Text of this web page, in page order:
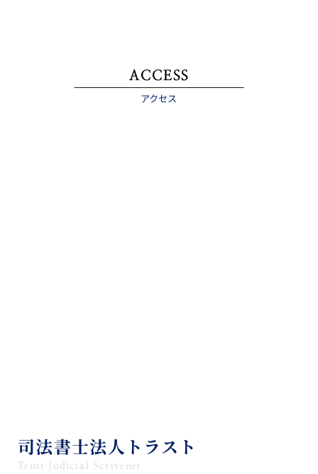
ACCESS
アクセス
司法書士法人トラスト
Trust Judicial Scrivener